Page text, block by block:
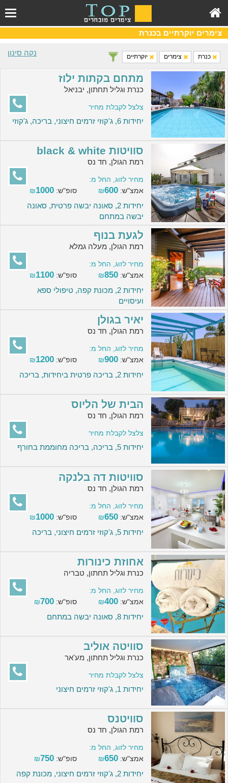
צימרים יוקרתיים בכנרת
נקה סינון כנרת צימרים יוקרתיים
מתחם בקתות ילוז
כנרת וגליל תחתון, יבניאל
צלצל לקבלת מחיר
יחידות 6, ג'קוזי זרמים חיצוני, בריכה, ג'קוזי
סוויטות black & white
רמת הגולן, חד נס
מחיר לזוג, החל מ:
אמצ"ש:
₪600 סופ"ש: ₪1000
יחידות 2, סאונה יבשה פרטית, סאונה
יבשה במתחם
לגעת בנוף
רמת הגולן, מעלה גמלא
מחיר לזוג, החל מ:
אמצ"ש:
₪850 סופ"ש: ₪1100
יחידות 2, מכונת קפה, טיפולי ספא
ועיסויים
יאיר בגולן
רמת הגולן, חד נס
מחיר לזוג, החל מ:
אמצ"ש:
₪900 סופ"ש: ₪1200
יחידות 2, בריכה פרטית ביחידות, בריכה
הבית של הליוס
רמת הגולן, חד נס
צלצל לקבלת מחיר
יחידות 5, בריכה, בריכה מחוממת בחורף
סוויטות דה בלנקה
רמת הגולן, חד נס
מחיר לזוג, החל מ:
אמצ"ש:
₪650 סופ"ש: ₪1000
יחידות 5, ג'קוזי זרמים חיצוני, בריכה
אחוזת כינורות
כנרת וגליל תחתון, טבריה
מחיר לזוג, החל מ:
אמצ"ש:
₪400 סופ"ש: ₪700
יחידות 8, סאונה יבשה במתחם
סוויטה אוליב
כנרת וגליל תחתון, מע'אר
צלצל לקבלת מחיר
יחידות 1, ג'קוזי זרמים חיצוני
סוויטנס
רמת הגולן, חד נס
מחיר לזוג, החל מ:
אמצ"ש:
₪650 סופ"ש: ₪750
יחידות 2, ג'קוזי זרמים חיצוני, מכונת קפה